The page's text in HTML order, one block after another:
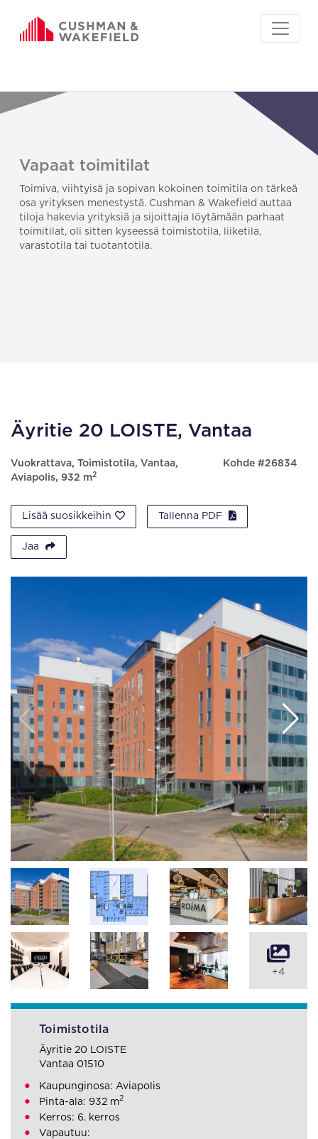
Vapaat toimitilat
Toimiva, viihtyisä ja sopivan kokoinen toimitila on tärkeä
osa yrityksen menestystä. Cushman & Wakefield auttaa
tiloja hakevia yrityksiä ja sijoittajia löytämään parhaat
toimitilat, oli sitten kyseessä toimistotila, liiketila,
varastotila tai tuotantotila.
Äyritie 20 LOISTE, Vantaa
Vuokrattava, Toimistotila, Vantaa,
Aviapolis, 932 m2
Kohde #26834
Lisää suosikkeihin Tallenna PDF
Jaa
+4
Toimistotila
Äyritie 20 LOISTE
Vantaa 01510
Kaupunginosa: Aviapolis
Pinta-ala: 932 m2
Kerros: 6. kerros
Vapautuu: